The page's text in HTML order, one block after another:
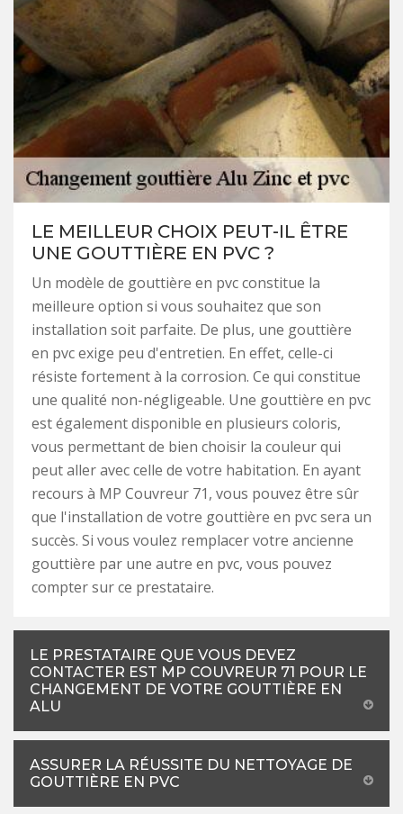
LE MEILLEUR CHOIX PEUT-IL ÊTRE
UNE GOUTTIÈRE EN PVC ?
Un modèle de gouttière en pvc constitue la
meilleure option si vous souhaitez que son
installation soit parfaite. De plus, une gouttière
en pvc exige peu d'entretien. En effet, celle-ci
résiste fortement à la corrosion. Ce qui constitue
une qualité non-négligeable. Une gouttière en pvc
est également disponible en plusieurs coloris,
vous permettant de bien choisir la couleur qui
peut aller avec celle de votre habitation. En ayant
recours à MP Couvreur 71, vous pouvez être sûr
que l'installation de votre gouttière en pvc sera un
succès. Si vous voulez remplacer votre ancienne
gouttière par une autre en pvc, vous pouvez
compter sur ce prestataire.
LE PRESTATAIRE QUE VOUS DEVEZ
CONTACTER EST MP COUVREUR 71 POUR LE
CHANGEMENT DE VOTRE GOUTTIÈRE EN
ALU
ASSURER LA RÉUSSITE DU NETTOYAGE DE
GOUTTIÈRE EN PVC